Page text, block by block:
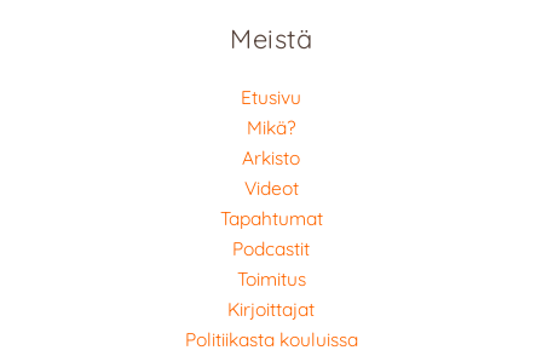
Meistä
Etusivu
Mikä?
Arkisto
Videot
Tapahtumat
Podcastit
Toimitus
Kirjoittajat
Politiikasta kouluissa